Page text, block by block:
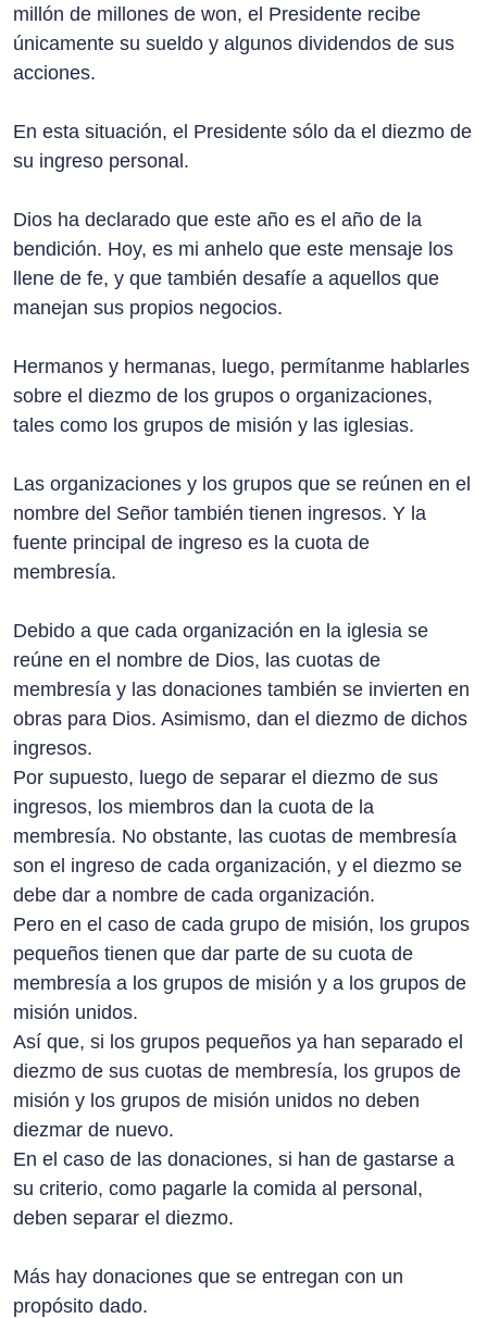
millón de millones de won, el Presidente recibe
únicamente su sueldo y algunos dividendos de sus
acciones.
En esta situación, el Presidente sólo da el diezmo de
su ingreso personal.
Dios ha declarado que este año es el año de la
bendición. Hoy, es mi anhelo que este mensaje los
llene de fe, y que también desafíe a aquellos que
manejan sus propios negocios.
Hermanos y hermanas, luego, permítanme hablarles
sobre el diezmo de los grupos o organizaciones,
tales como los grupos de misión y las iglesias.
Las organizaciones y los grupos que se reúnen en el
nombre del Señor también tienen ingresos. Y la
fuente principal de ingreso es la cuota de
membresía.
Debido a que cada organización en la iglesia se
reúne en el nombre de Dios, las cuotas de
membresía y las donaciones también se invierten en
obras para Dios. Asimismo, dan el diezmo de dichos
ingresos.
Por supuesto, luego de separar el diezmo de sus
ingresos, los miembros dan la cuota de la
membresía. No obstante, las cuotas de membresía
son el ingreso de cada organización, y el diezmo se
debe dar a nombre de cada organización.
Pero en el caso de cada grupo de misión, los grupos
pequeños tienen que dar parte de su cuota de
membresía a los grupos de misión y a los grupos de
misión unidos.
Así que, si los grupos pequeños ya han separado el
diezmo de sus cuotas de membresía, los grupos de
misión y los grupos de misión unidos no deben
diezmar de nuevo.
En el caso de las donaciones, si han de gastarse a
su criterio, como pagarle la comida al personal,
deben separar el diezmo.
Más hay donaciones que se entregan con un
propósito dado.